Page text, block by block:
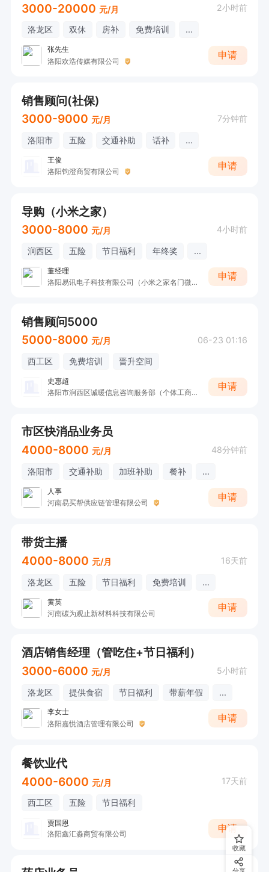
3000-20000 元/月 2小时前
洛龙区 双休 房补 免费培训 ...
张先生
洛阳欢浩传媒有限公司
申请
销售顾问(社保)
3000-9000 元/月 7分钟前
洛阳市 五险 交通补助 话补 ...
王俊
洛阳钧澄商贸有限公司
申请
导购（小米之家）
3000-8000 元/月 4小时前
涧西区 五险 节日福利 年终奖 ...
董经理
洛阳易讯电子科技有限公司（小米之家名门微生活店）
申请
销售顾问5000
5000-8000 元/月 06-23 01:16
西工区 免费培训 晋升空间
史惠超
洛阳市涧西区诚暖信息咨询服务部（个体工商户）
申请
市区快消品业务员
4000-8000 元/月 48分钟前
洛阳市 交通补助 加班补助 餐补 ...
人事
河南易买帮供应链管理有限公司
申请
带货主播
4000-8000 元/月 16天前
洛龙区 五险 节日福利 免费培训 ...
黄英
河南碳为观止新材料科技有限公司
申请
酒店销售经理（管吃住+节日福利）
3000-6000 元/月 5小时前
洛龙区 提供食宿 节日福利 带薪年假 ...
李女士
洛阳嘉悦酒店管理有限公司
申请
餐饮业代
4000-6000 元/月 17天前
西工区 五险 节日福利
贾国恩
洛阳鑫汇淼商贸有限公司
申请
收藏